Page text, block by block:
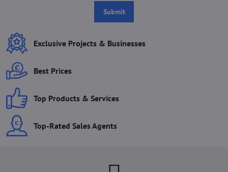
Submit
Exclusive Projects & Businesses
Best Prices
Top Products & Services
Top-Rated Sales Agents